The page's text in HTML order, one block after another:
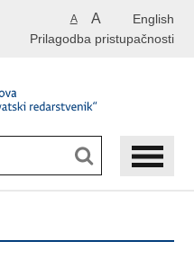
English
A A
Prilagodba pristupačnosti